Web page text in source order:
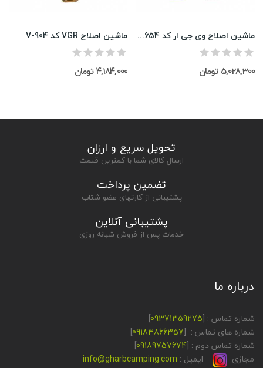
ماشین اصلاح VGR کد V-904
4,184,000 تومان
ماشین اصلاح وی جی ار کد V-654
5,028,300 تومان
تحویل سریع و ارزان
ارسال کالای شما با کمترین قیمت
تضمین پرداخت
پشتیبانی از کارتهای عضو شتاب
پشتیبانی آنلاین
خدمات پس از فروش شبانه روزی
درباره ما
شماره تماس : [09371359275
]
شماره های تماس : [09183866357
]
شماره تماس دوم : [09189757674
]
مجازی
ایمیل : info@gharbcamping.com